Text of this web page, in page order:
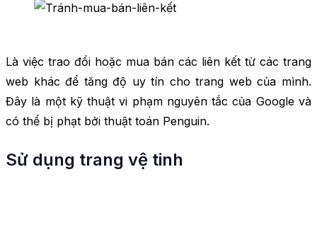
Là việc trao đổi hoặc mua bán các liên kết từ các trang
web khác để tăng độ uy tín cho trang web của mình.
Đây là một kỹ thuật vi phạm nguyên tắc của Google và
có thể bị phạt bởi thuật toán Penguin.
Sử dụng trang vệ tinh